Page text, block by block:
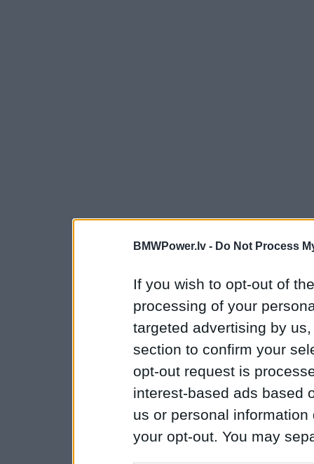
BMWPower.lv - Do Not Process
If you wish to opt-out of
processing of your
targeted advertising by
section to confirm your
opt-out request is
interest-based ads based
us or personal
your opt-out. You may